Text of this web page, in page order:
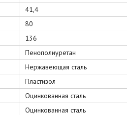
41,4
80
136
Пенополиуретан
Нержавеющая сталь
Пластизол
Оцинкованная сталь
Оцинкованная сталь